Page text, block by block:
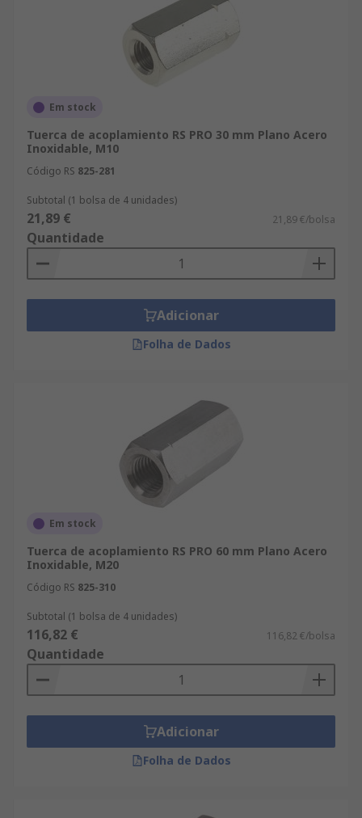
Em stock
Tuerca de acoplamiento RS PRO 30 mm Plano Acero
Inoxidable, M10
Código RS 825-281
Subtotal (1 bolsa de 4 unidades)
21,89 € 21,89 €/bolsa
Quantidade
Adicionar
Folha de Dados
Em stock
Tuerca de acoplamiento RS PRO 60 mm Plano Acero
Inoxidable, M20
Código RS 825-310
Subtotal (1 bolsa de 4 unidades)
116,82 € 116,82 €/bolsa
Quantidade
Adicionar
Folha de Dados